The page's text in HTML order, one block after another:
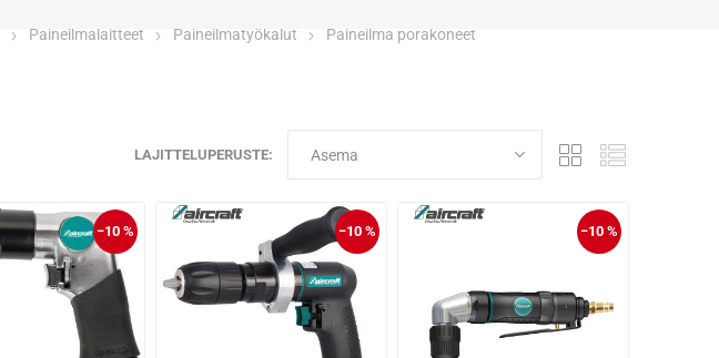
Paineilmalaitteet Paineilmatyökalut Paineilma porakoneet
LAJITTELUPERUSTE:
−10 % −10 % −10 %